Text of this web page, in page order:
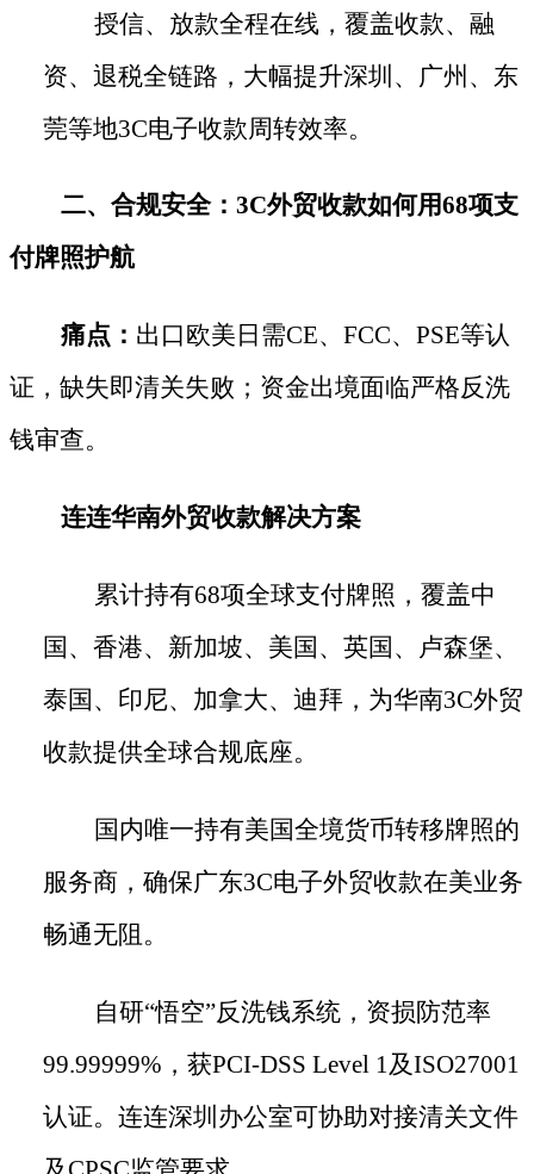
授信、放款全程在线，覆盖收款、融
资、退税全链路，大幅提升深圳、广州、东
莞等地3C电子收款周转效率。
二、合规安全： 3C外贸收款如何用68项支
付牌照护航
痛点： 出口欧美日需CE、FCC、PSE等认
证，缺失即清关失败；资金出境面临严格反洗
钱审查。
连连华南外贸收款解决方案
累计持有68项全球支付牌照，覆盖中
国、香港、新加坡、美国、英国、卢森堡、
泰国、印尼、加拿大、迪拜，为华南3C外贸
收款提供全球合规底座。
国内唯一持有美国全境货币转移牌照的
服务商，确保广东3C电子外贸收款在美业务
畅通无阻。
自研“悟空”反洗钱系统，资损防范率
99.99999%，获PCI-DSS Level 1及ISO27001
认证。连连深圳办公室可协助对接清关文件